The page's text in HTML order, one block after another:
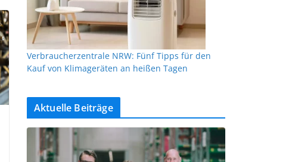
Verbraucherzentrale NRW: Fünf Tipps für den
Kauf von Klimageräten an heißen Tagen
Aktuelle Beiträge